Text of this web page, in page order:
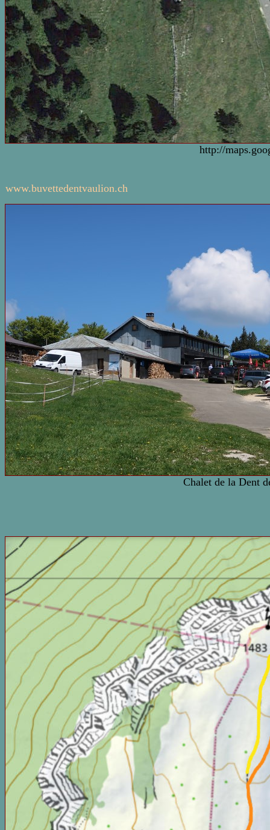
http://
www.buvettedentvaulion.ch
Chalet de la Dent